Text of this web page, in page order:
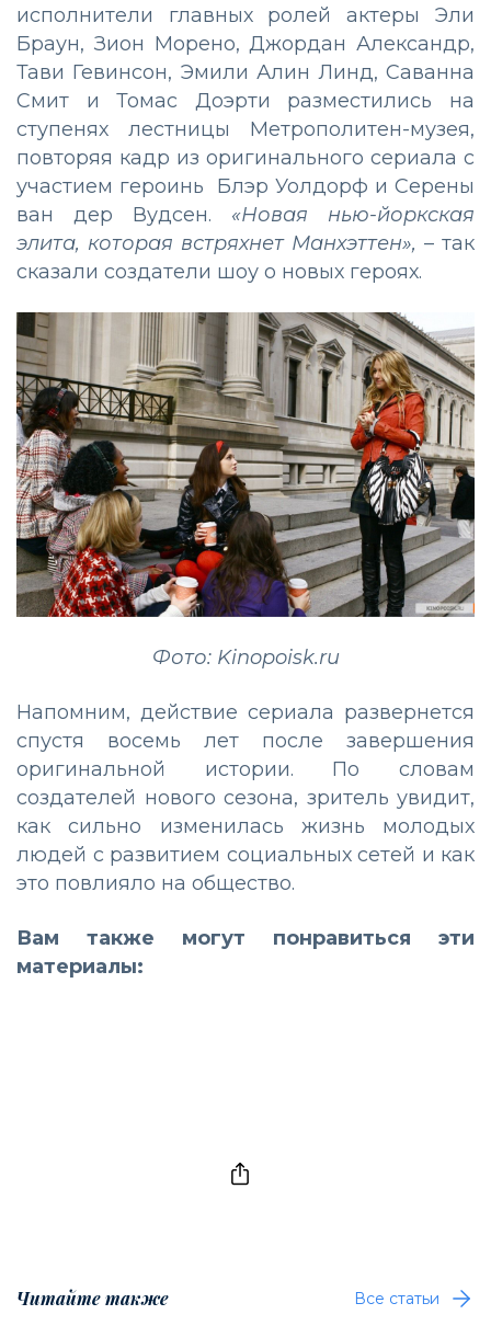
исполнители главных ролей актеры Эли
Браун, Зион Морено, Джордан Александр,
Тави Гевинсон, Эмили Алин Линд, Саванна
Смит и Томас Доэрти разместились на
ступенях лестницы Метрополитен-музея,
повторяя кадр из оригинального сериала с
участием героинь Блэр Уолдорф и Серены
ван дер Вудсен. «Новая нью-йоркская
элита, которая встряхнет Манхэттен», – так
сказали создатели шоу о новых героях.
Фото: Kinopoisk.ru
Напомним, действие сериала развернется
спустя восемь лет после завершения
оригинальной истории. По словам
создателей нового сезона, зритель увидит,
как сильно изменилась жизнь молодых
людей с развитием социальных сетей и как
это повлияло на общество.
Вам также могут понравиться эти
материалы:
Читайте также Все статьи